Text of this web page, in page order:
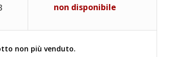
non disponibile
non più venduto.